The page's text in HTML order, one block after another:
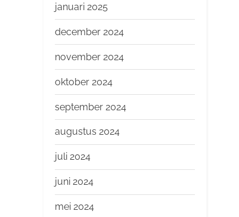
januari 2025
december 2024
november 2024
oktober 2024
september 2024
augustus 2024
juli 2024
juni 2024
mei 2024